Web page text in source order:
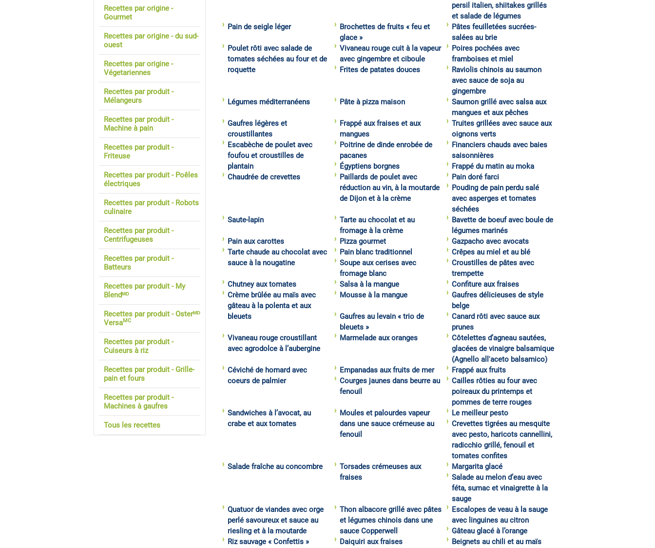
persil italien, shiitakes grillés
et salade de légumes
Pain de seigle léger
Brochettes de fruits « feu et
glace »
Pâtes feuilletées sucrées-
salées au brie
Poulet rôti avec salade de
tomates séchées au four et de
roquette
Vivaneau rouge cuit à la vapeur
avec gingembre et ciboule
Poires pochées avec
framboises et miel
Frites de patates douces
Raviolis chinois au saumon
avec sauce de soja au
gingembre
Légumes méditerranéens
Pâte à pizza maison
Saumon grillé avec salsa aux
mangues et aux pêches
Gaufres légères et
croustillantes
Frappé aux fraises et aux
mangues
Truites grillées avec sauce aux
oignons verts
Escabèche de poulet avec
foufou et croustilles de
plantain
Poitrine de dinde enrobée de
pacanes
Financiers chauds avec baies
saisonnières
Égyptiens borgnes
Frappé du matin au moka
Chaudrée de crevettes
Paillards de poulet avec
réduction au vin, à la moutarde
de Dijon et à la crème
Pain doré farci
Pouding de pain perdu salé
avec asperges et tomates
séchées
Saute-lapin
Tarte au chocolat et au
fromage à la crème
Bavette de boeuf avec boule de
légumes marinés
Pain aux carottes
Pizza gourmet
Gazpacho avec avocats
Tarte chaude au chocolat avec
sauce à la nougatine
Pain blanc traditionnel
Crêpes au miel et au blé
Soupe aux cerises avec
fromage blanc
Croustilles de pâtes avec
trempette
Chutney aux tomates
Salsa à la mangue
Confiture aux fraises
Crème brûlée au maïs avec
gâteau à la polenta et aux
bleuets
Mousse à la mangue
Gaufres délicieuses de style
belge
Gaufres au levain « trio de
bleuets »
Canard rôti avec sauce aux
prunes
Vivaneau rouge croustillant
avec agrodolce à l’aubergine
Marmelade aux oranges
Côtelettes d’agneau sautées,
glacées de vinaigre balsamique
(Agnello all'aceto balsamico)
Céviché de homard avec
coeurs de palmier
Empanadas aux fruits de mer
Frappé aux fruits
Courges jaunes dans beurre au
fenouil
Cailles rôties au four avec
poireaux du printemps et
pommes de terre rouges
Sandwiches à l’avocat, au
crabe et aux tomates
Moules et palourdes vapeur
dans une sauce crémeuse au
fenouil
Le meilleur pesto
Crevettes tigrées au mesquite
avec pesto, haricots cannellini,
radicchio grillé, fenouil et
tomates confites
Salade fraîche au concombre
Torsades crémeuses aux
fraises
Margarita glacé
Salade au melon d’eau avec
féta, sumac et vinaigrette à la
sauge
Quatuor de viandes avec orge
perlé savoureux et sauce au
riesling et à la moutarde
Thon albacore grillé avec pâtes
et légumes chinois dans une
sauce Copperwell
Escalopes de veau à la sauge
avec linguines au citron
Gâteau glacé à l’orange
Riz sauvage « Confettis »
Daiquiri aux fraises
Beignets au chili et au maïs
Recettes par origine -
Gourmet
Recettes par origine - du sud-
ouest
Recettes par origine -
Végetariennes
Recettes par produit -
Mélangeurs
Recettes par produit -
Machine à pain
Recettes par produit -
Friteuse
Recettes par produit - Poêles
électriques
Recettes par produit - Robots
culinaire
Recettes par produit -
Centrifugeuses
Recettes par produit -
Batteurs
Recettes par produit - My
Blendᴹᴰ
Recettes par produit - Osterᴹᴰ
VersaMC
Recettes par produit -
Cuiseurs à riz
Recettes par produit - Grille-
pain et fours
Recettes par produit -
Machines à gaufres
Tous les recettes